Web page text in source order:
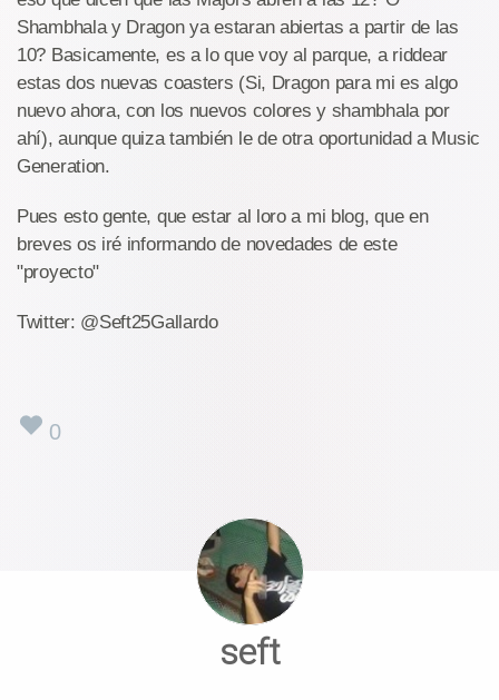
Shambhala y Dragon ya estaran abiertas a partir de las
10? Basicamente, es a lo que voy al parque, a riddear
estas dos nuevas coasters (Si, Dragon para mi es algo
nuevo ahora, con los nuevos colores y shambhala por
ahí), aunque quiza también le de otra oportunidad a Music
Generation.
Pues esto gente, que estar al loro a mi blog, que en
breves os iré informando de novedades de este
"proyecto"
Twitter: @Seft25Gallardo
0
seft